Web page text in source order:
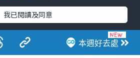
本週好去處
動推介 #美食社群熱話
應用程式
#限時搶
商戶中心 #著數 #網絡熱話
我已閱讀及同意